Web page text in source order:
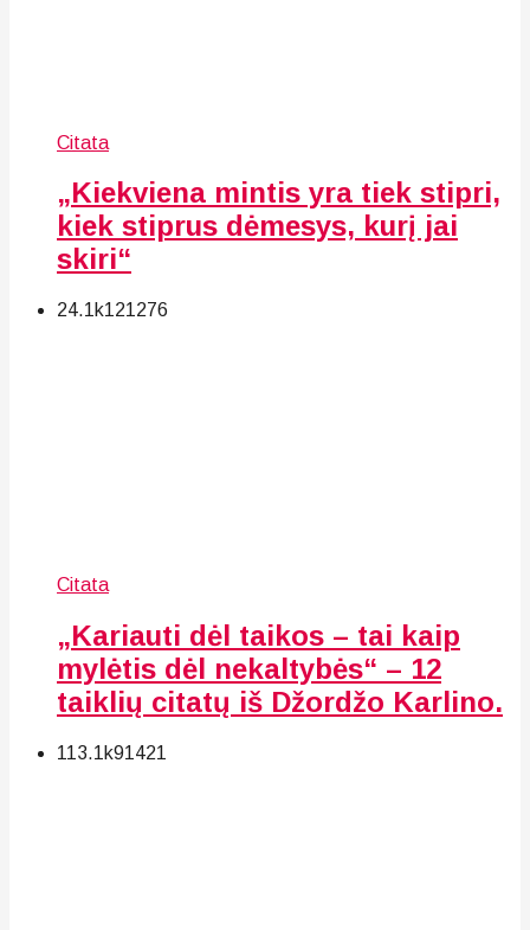
Citata
„Kiekviena mintis yra tiek stipri,
kiek stiprus dėmesys, kurį jai
skiri“
24.1k121 276
Citata
„Kariauti dėl taikos – tai kaip
mylėtis dėl nekaltybės“ – 12
taiklių citatų iš Džordžo Karlino.
113.1k91 421